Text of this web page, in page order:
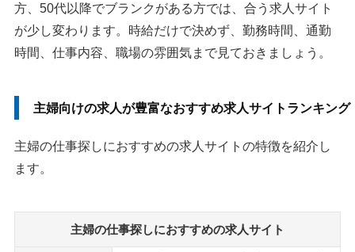
方、50代以降でブランクがある方では、合う求人サイト
が少し変わります。時給だけで決めず、勤務時間、通勤
時間、仕事内容、職場の雰囲気まで見ておきましょう。
主婦向けの求人が豊富なおすすめ求人サイトランキング
主婦の仕事探しにおすすめの求人サイトの特徴を紹介し
ます。
主婦の仕事探しにおすすめの求人サイト